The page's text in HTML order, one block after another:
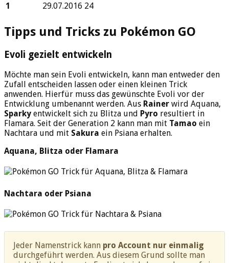
1
29.07.2016 24
Tipps und Tricks zu Pokémon GO
Evoli gezielt entwickeln
Möchte man sein Evoli entwickeln, kann man entweder den
Zufall entscheiden lassen oder einen kleinen Trick
anwenden. Hierfür muss das gewünschte Evoli vor der
Entwicklung umbenannt werden. Aus Rainer wird Aquana,
Sparky entwickelt sich zu Blitza und Pyro resultiert in
Flamara. Seit der Generation 2 kann man mit Tamao ein
Nachtara und mit Sakura ein Psiana erhalten.
Aquana, Blitza oder Flamara
Nachtara oder Psiana
Jeder Namenstrick kann pro Account nur einmalig
durchgeführt werden. Aus diesem Grund sollte man